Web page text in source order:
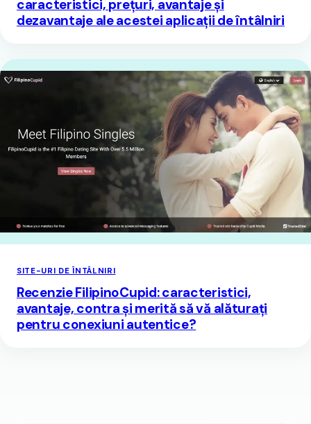
caracteristici, prețuri, avantaje și
dezavantaje ale acestei aplicații de întâlniri
SITE-URI DE ÎNTÂLNIRI
Recenzie FilipinoCupid: caracteristici,
avantaje, contra și merită să vă alăturați
pentru conexiuni autentice?